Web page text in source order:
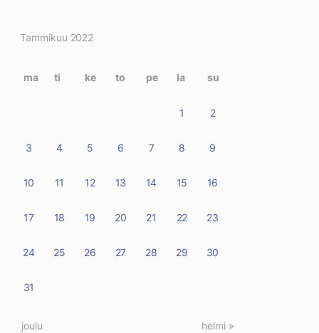
Kirjoitukset
Tammikuu 2022
ma ti ke to pe la su
1 2
3 4 5 6 7 8 9
10 11 12 13 14 15 16
17 18 19 20 21 22 23
24 25 26 27 28 29 30
31
« joulu helmi »